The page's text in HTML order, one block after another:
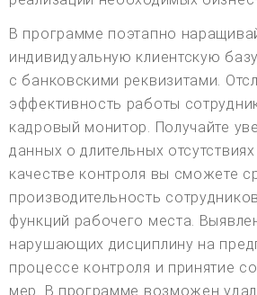
В программе поэтапно
индивидуальную клиентскую
с банковскими реквизитами.
эффективность работы
кадровый монитор. Получайте
данных о длительных
качестве контроля вы сможете
производительность
функций рабочего места.
нарушающих дисциплину на
процессе контроля и принятие
мер. В программе возможен